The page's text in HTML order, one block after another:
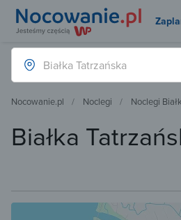
Nocowanie.pl Noclegi Noclegi
Białka